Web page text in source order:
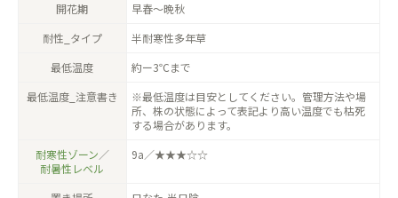
開花期
早春〜晩秋
耐性_タイプ
半耐寒性多年草
最低温度
約ー3℃まで
最低温度_注意書き
※最低温度は目安としてください。管理方法や場
所、株の状態によって表記より高い温度でも枯死
する場合があります。
耐寒性ゾーン／
耐暑性レベル
9a／★★★☆☆